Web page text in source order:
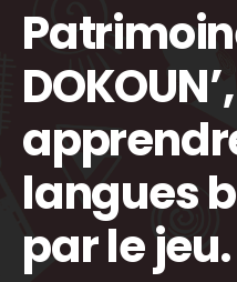
DOKOUN’,
langues
par le jeu.